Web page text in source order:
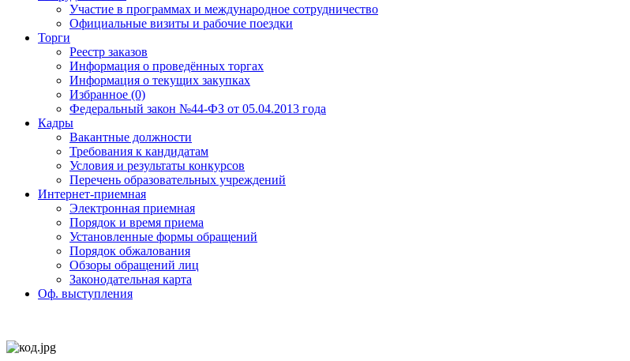
Участие в программах и международное сотрудничество
Официальные визиты и рабочие поездки
Торги
Реестр заказов
Информация о проведённых торгах
Информация о текущих закупках
Избранное (0)
Федеральный закон №44-ФЗ от 05.04.2013 года
Кадры
Вакантные должности
Требования к кандидатам
Условия и результаты конкурсов
Перечень образовательных учреждений
Интернет-приемная
Электронная приемная
Порядок и время приема
Установленные формы обращений
Порядок обжалования
Обзоры обращений лиц
Законодательная карта
Оф. выступления